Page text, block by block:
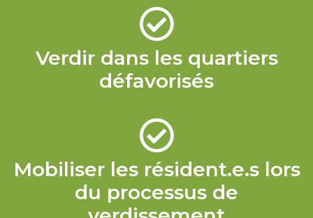
Verdir dans les quartiers
défavorisés
Mobiliser les résident.e.s lors
du processus de